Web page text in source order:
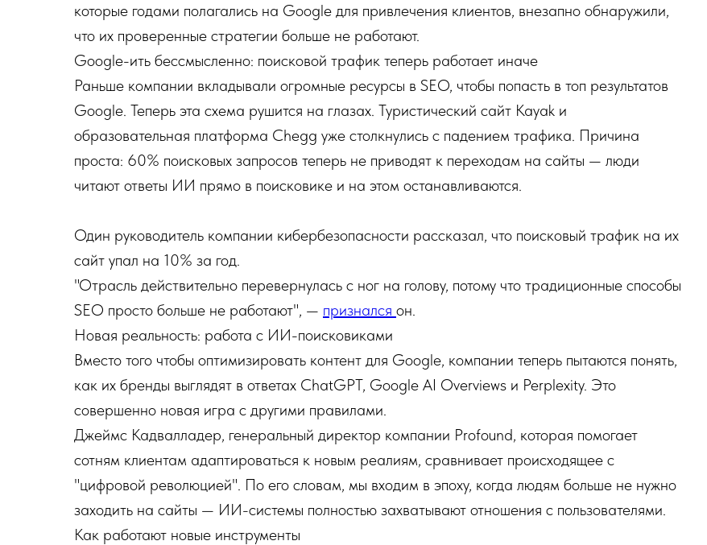
которые годами полагались на Google для привлечения клиентов, внезапно обнаружили,
что их проверенные стратегии больше не работают.
Google-ить бессмысленно: поисковой трафик теперь работает иначе
Раньше компании вкладывали огромные ресурсы в SEO, чтобы попасть в топ результатов
Google. Теперь эта схема рушится на глазах. Туристический сайт Kayak и
образовательная платформа Chegg уже столкнулись с падением трафика. Причина
проста: 60% поисковых запросов теперь не приводят к переходам на сайты — люди
читают ответы ИИ прямо в поисковике и на этом останавливаются.
Один руководитель компании кибербезопасности рассказал, что поисковый трафик на их
сайт упал на 10% за год.
"Отрасль действительно перевернулась с ног на голову, потому что традиционные способы
SEO просто больше не работают", — признался он.
Новая реальность: работа с ИИ-поисковиками
Вместо того чтобы оптимизировать контент для Google, компании теперь пытаются понять,
как их бренды выглядят в ответах ChatGPT, Google AI Overviews и Perplexity. Это
совершенно новая игра с другими правилами.
Джеймс Кадвалладер, генеральный директор компании Profound, которая помогает
сотням клиентам адаптироваться к новым реалиям, сравнивает происходящее с
"цифровой революцией". По его словам, мы входим в эпоху, когда людям больше не нужно
заходить на сайты — ИИ-системы полностью захватывают отношения с пользователями.
Как работают новые инструменты